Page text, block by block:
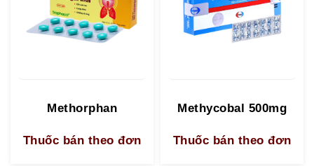
Methorphan
Thuốc bán theo đơn
Methycobal 500mg
Thuốc bán theo đơn